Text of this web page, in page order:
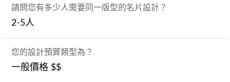
請問您有多少人需要同一版型的名片設計？
2-5人
您的設計預算類型為？
一般價格 $$